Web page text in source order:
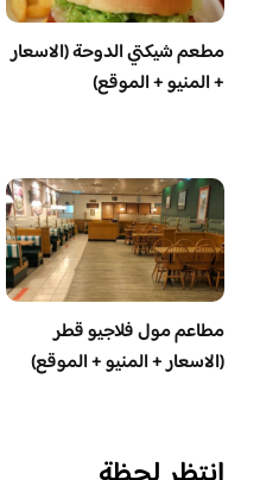
مطعم شيكتي الدوحة (الاسعار
+ المنيو + الموقع)
مطاعم مول فلاجيو قطر
(الاسعار + المنيو + الموقع)